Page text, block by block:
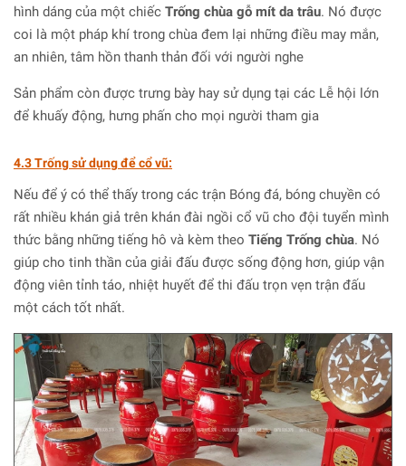
hình dáng của một chiếc Trống chùa gỗ mít da trâu. Nó được
coi là một pháp khí trong chùa đem lại những điều may mắn,
an nhiên, tâm hồn thanh thản đối với người nghe
Sản phẩm còn được trưng bày hay sử dụng tại các Lễ hội lớn
để khuấy động, hưng phấn cho mọi người tham gia
4.3 Trống sử dụng để cổ vũ:
Nếu để ý có thể thấy trong các trận Bóng đá, bóng chuyền có
rất nhiều khán giả trên khán đài ngồi cổ vũ cho đội tuyển mình
thức bằng những tiếng hô và kèm theo Tiếng Trống chùa. Nó
giúp cho tinh thần của giải đấu được sống động hơn, giúp vận
động viên tỉnh táo, nhiệt huyết để thi đấu trọn vẹn trận đấu
một cách tốt nhất.